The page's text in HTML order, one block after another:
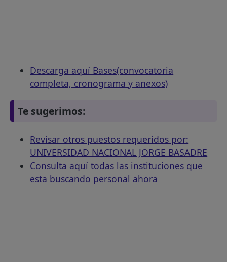
Descarga aquí Bases(convocatoria
completa, cronograma y anexos)
Te sugerimos:
Revisar otros puestos requeridos por:
UNIVERSIDAD NACIONAL JORGE BASADRE
Consulta aquí todas las instituciones que
esta buscando personal ahora